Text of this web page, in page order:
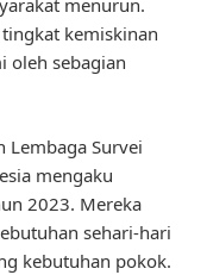
menurun.
kemiskinan
oleh sebagian
Survei
mengaku
2023. Mereka
sehari-hari
kebutuhan pokok.